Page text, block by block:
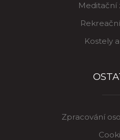
Meditační
Kostely
Zpracování